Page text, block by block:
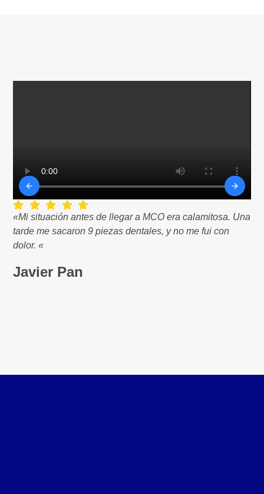
«Mi situación antes de llegar a MCO era calamitosa. Una
tarde me sacaron 9 piezas dentales, y no me fui con
dolor. «
Javier Pan